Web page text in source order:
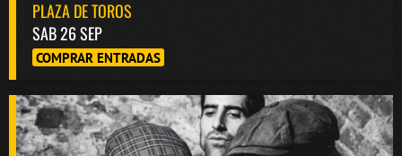
PLAZA DE TOROS
SAB 26 SEP
COMPRAR ENTRADAS